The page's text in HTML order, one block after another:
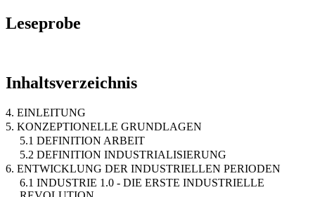
Leseprobe
Inhaltsverzeichnis
4. EINLEITUNG
5. KONZEPTIONELLE GRUNDLAGEN
5.1 DEFINITION ARBEIT
5.2 DEFINITION INDUSTRIALISIERUNG
6. ENTWICKLUNG DER INDUSTRIELLEN PERIODEN
6.1 INDUSTRIE 1.0 - DIE ERSTE INDUSTRIELLE